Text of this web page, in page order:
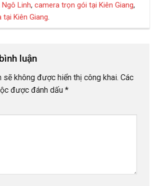
Linh, camera trọn gói tại Kiên Giang,
Kiên Giang.
luận
sẽ không được hiển thị công khai. Các
được đánh dấu *